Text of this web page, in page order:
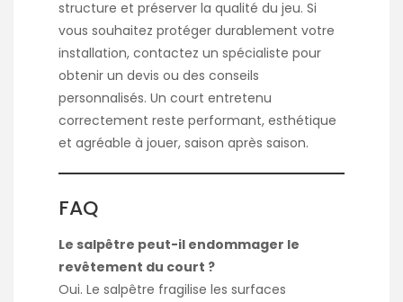
structure et préserver la qualité du jeu. Si
vous souhaitez protéger durablement votre
installation, contactez un spécialiste pour
obtenir un devis ou des conseils
personnalisés. Un court entretenu
correctement reste performant, esthétique
et agréable à jouer, saison après saison.
FAQ
Le salpêtre peut-il endommager le
revêtement du court ?
Oui. Le salpêtre fragilise les surfaces